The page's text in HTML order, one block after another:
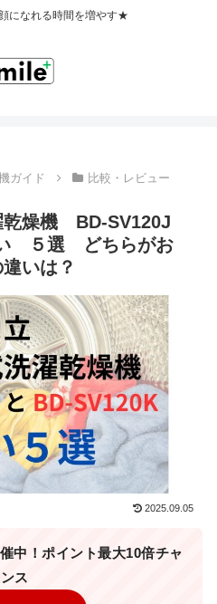
になれる時間を増やす★
ガイド 比較・レビュー
燥機 BD-SV120J
５選 どちらがお
いは？
2025.09.05
中！ポイント最大10倍チャ
ンス